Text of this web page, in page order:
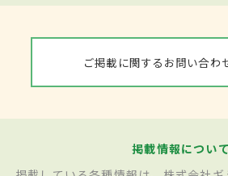
ご掲載に関するお問い合わ
掲載情報について